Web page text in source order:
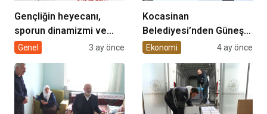
Gençliğin heyecanı,
sporun dinamizmi ve
müziğin coşkusu
geliyor!
Genel 3 ay önce
Kocasinan
Belediyesi’nden Güneş
Enerjisi Hamlesi
Ekonomi 4 ay önce